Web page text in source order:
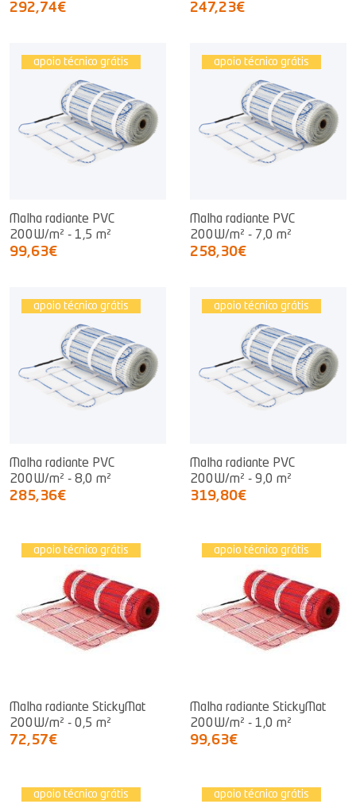
292,74€ 247,23€
apoio técnico grátis
Malha radiante PVC
200W/m² - 1,5 m²
99,63€
apoio técnico grátis
Malha radiante PVC
200W/m² - 7,0 m²
258,30€
apoio técnico grátis
Malha radiante PVC
200W/m² - 8,0 m²
285,36€
apoio técnico grátis
Malha radiante PVC
200W/m² - 9,0 m²
319,80€
apoio técnico grátis
Malha radiante StickyMat
200W/m² - 0,5 m²
72,57€
apoio técnico grátis
Malha radiante StickyMat
200W/m² - 1,0 m²
99,63€
apoio técnico grátis apoio técnico grátis